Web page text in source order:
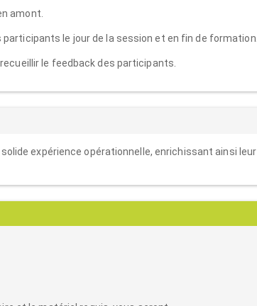
amont.
le jour de la session et en fin de formation.
le feedback des participants.
expérience opérationnelle, enrichissant ainsi leur